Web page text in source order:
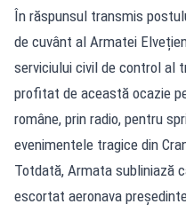
În răspunsul transmis
de cuvânt al Armatei
serviciului civil de control al
profitat de această ocazie
române, prin radio, pentru
evenimentele tragice din
Totdată, Armata subliniază
escortat aeronava